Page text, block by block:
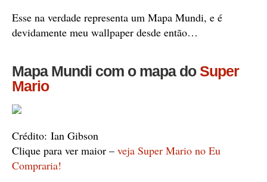
Esse na verdade representa um Mapa Mundi, e é
devidamente meu wallpaper desde então…
Mapa Mundi com o mapa doSuper
Mario
Crédito: Ian Gibson
Clique para ver maior – veja Super Mario no Eu
Compraria!